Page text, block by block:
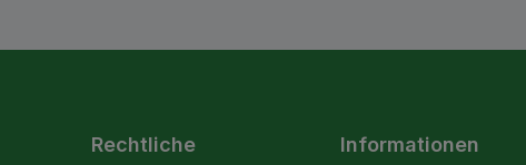
Rechtliche
Informationen